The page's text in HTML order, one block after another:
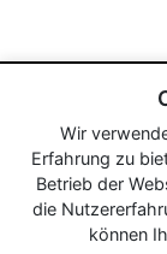
Wir
Erfahrung zu
Betrieb der
die
können